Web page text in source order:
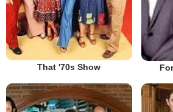
That '70s Show